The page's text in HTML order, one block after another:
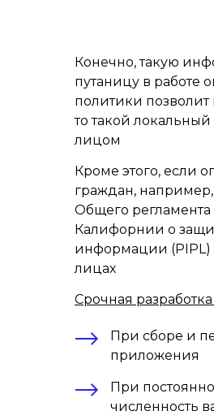
Конечно, такую
путаницу в работе
политики позволит
то такой
лицом
Кроме этого, если
граждан,
Общего
Калифорнии о
информации (PIPL)
лицах
Срочная
При сборе и
приложения
При
численность